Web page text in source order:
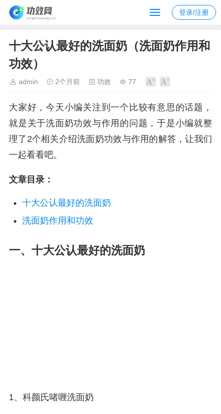
登录/注册
十大公认最好的洗面奶（洗面奶作用和
功效）
admin 2个月前 功效 77
大家好，今天小编关注到一个比较有意思的话题，
就是关于洗面奶功效与作用的问题，于是小编就整
理了2个相关介绍洗面奶功效与作用的解答，让我们
一起看看吧。
文章目录：
十大公认最好的洗面奶
洗面奶作用和功效
一、十大公认最好的洗面奶
1、科颜氏啫喱洗面奶